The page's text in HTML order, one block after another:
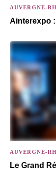
AUVERGNE-
Ainterexpo
AUVERGNE-
Le Grand